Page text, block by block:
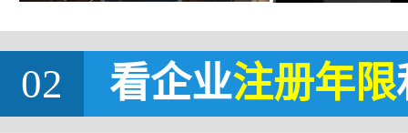
02 看企业注册年限